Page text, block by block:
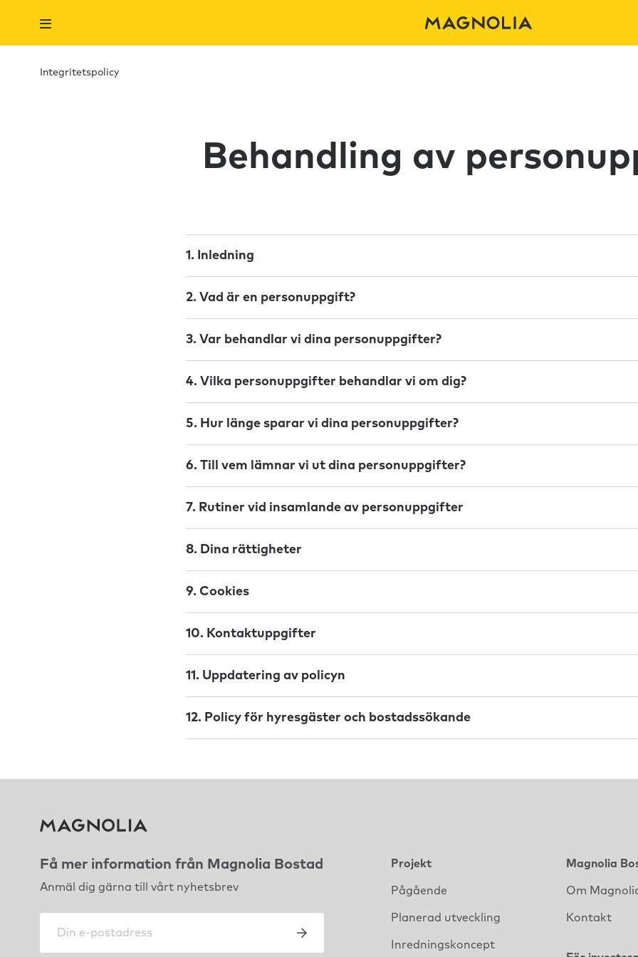
Integritetspolicy
Behandling av
1. Inledning
2. Vad är en personuppgift?
3. Var behandlar vi dina personuppgifter?
4. Vilka personuppgifter behandlar vi om dig?
5. Hur länge sparar vi dina personuppgifter?
6. Till vem lämnar vi ut dina personuppgifter?
7. Rutiner vid insamlande av personuppgifter
8. Dina rättigheter
9. Cookies
10. Kontaktuppgifter
11. Uppdatering av policyn
12. Policy för hyresgäster och bostadssökande
Få mer information från Magnolia Bostad
Anmäl dig gärna till vårt nyhetsbrev
Projekt
Pågående
Planerad utveckling
Inredningskoncept
Magnolia
Om
Kontakt